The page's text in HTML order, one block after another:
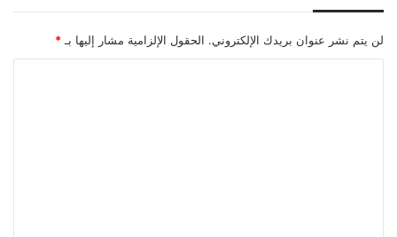
لن يتم نشر عنوان بريدك الإلكتروني. الحقول الإلزامية مشار إليها بـ *